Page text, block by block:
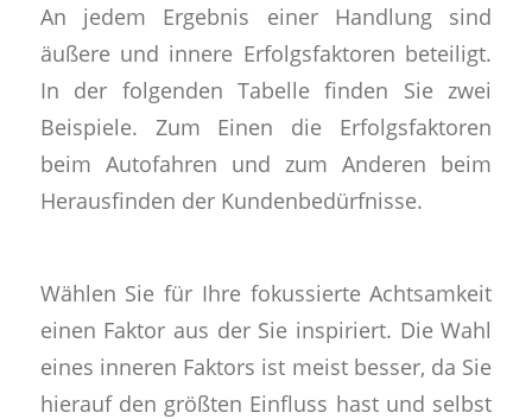
An jedem Ergebnis einer Handlung sind
äußere und innere Erfolgsfaktoren beteiligt.
In der folgenden Tabelle finden Sie zwei
Beispiele. Zum Einen die Erfolgsfaktoren
beim Autofahren und zum Anderen beim
Herausfinden der Kundenbedürfnisse.
Wählen Sie für Ihre fokussierte Achtsamkeit
einen Faktor aus der Sie inspiriert. Die Wahl
eines inneren Faktors ist meist besser, da Sie
hierauf den größten Einfluss hast und selbst